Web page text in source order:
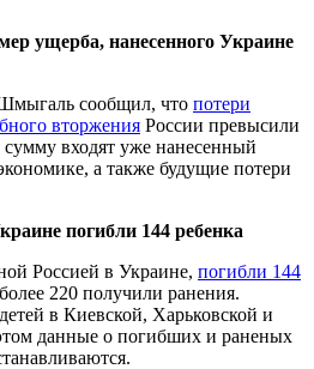
ущерба, нанесенного Украине
сообщил, что потери
вторжения России превысили
входят уже нанесенный
а также будущие потери
погибли 144 ребенка
Россией в Украине, погибли 144
220 получили ранения.
в Киевской, Харьковской и
данные о погибших и раненых